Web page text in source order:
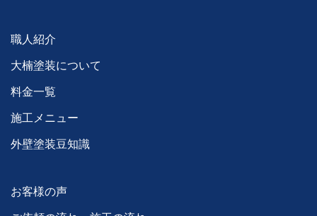
職人紹介
大楠塗装について
料金一覧
施工メニュー
外壁塗装豆知識
お客様の声